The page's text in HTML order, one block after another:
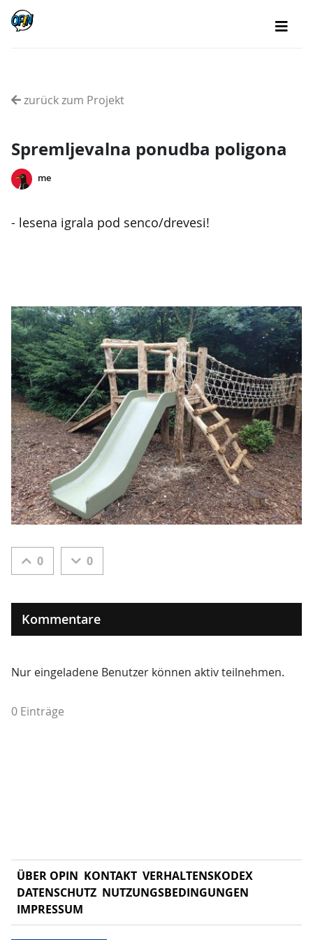
zurück zum Projekt
Spremljevalna ponudba poligona
me
- lesena igrala pod senco/drevesi!
0 0
Kommentare
Nur eingeladene Benutzer können aktiv teilnehmen.
0 Einträge
ÜBER OPIN KONTAKT VERHALTENSKODEX
DATENSCHUTZ NUTZUNGSBEDINGUNGEN
IMPRESSUM